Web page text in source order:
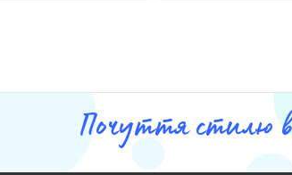
Почуття стилю